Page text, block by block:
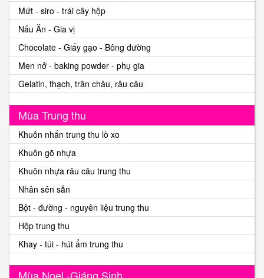
Mứt - siro - trái cây hộp
Nấu Ăn - Gia vị
Chocolate - Giấy gạo - Bông đường
Men nở - baking powder - phụ gia
Gelatin, thạch, trân châu, râu câu
Mùa Trung thu
Khuôn nhấn trung thu lò xo
Khuôn gõ nhựa
Khuôn nhựa râu câu trung thu
Nhân sên sẵn
Bột - đường - nguyên liệu trung thu
Hộp trung thu
Khay - túi - hút ẩm trung thu